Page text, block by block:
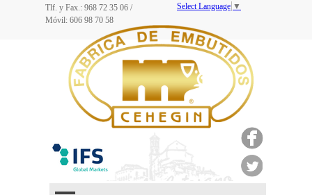
Select Language ▼
Tlf. y Fax.: 968 72 35 06 /
Móvil: 606 98 70 58